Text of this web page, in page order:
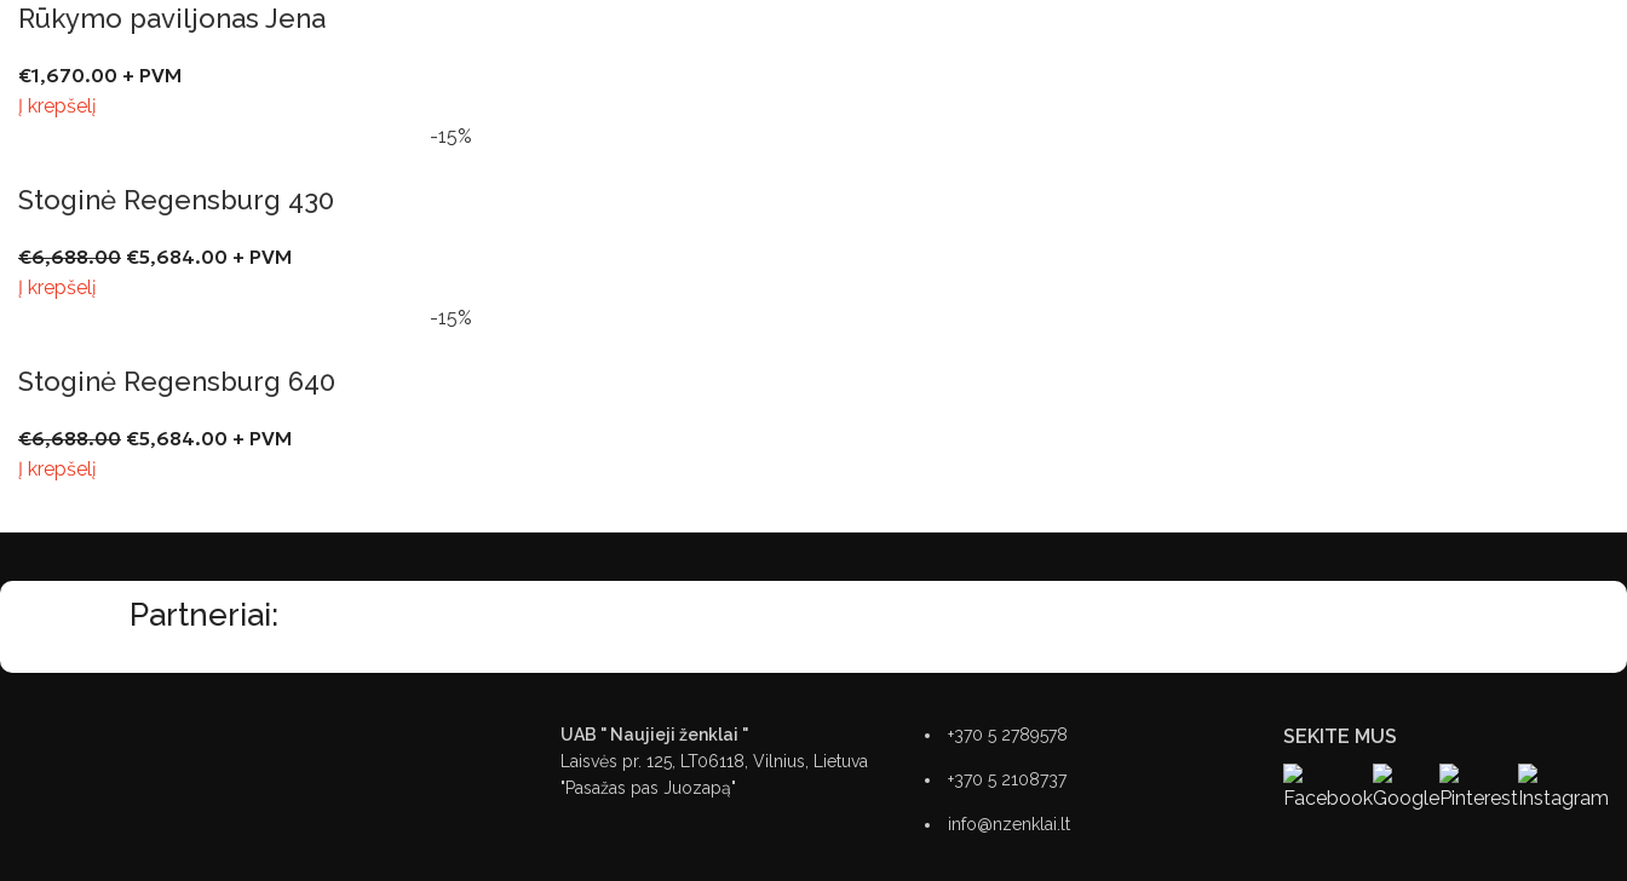
Rūkymo paviljonas Jena
€1,670.00 + PVM
Į krepšelį
-15%
Stoginė Regensburg 430
€6,688.00 €5,684.00 + PVM
Į krepšelį
-15%
Stoginė Regensburg 640
€6,688.00 €5,684.00 + PVM
Į krepšelį
Partneriai:
UAB " Naujieji ženklai "
Laisvės pr. 125, LT06118, Vilnius, Lietuva
"Pasažas pas Juozapą"
+370 5 2789578
+370 5 2108737
info@nzenklai.lt
SEKITE MUS